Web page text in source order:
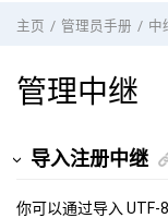
主页 管理员手册 中
管理中继
导入注册中继
你可以通过导入 UTF-8